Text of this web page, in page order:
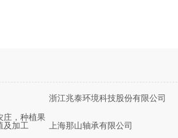
浙江兆泰环境科技股份有限公司
庄，种植果
及加工
上海那山轴承有限公司